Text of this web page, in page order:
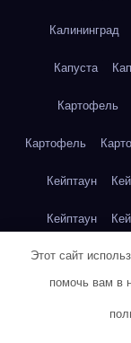
Калининград
Капуста
Картофель
Картофель
Кейптаун
Кейптаун
Кейптаун
Этот сайт
помочь вам в